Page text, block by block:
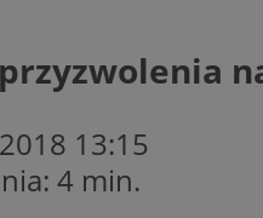
13:15
4 min.